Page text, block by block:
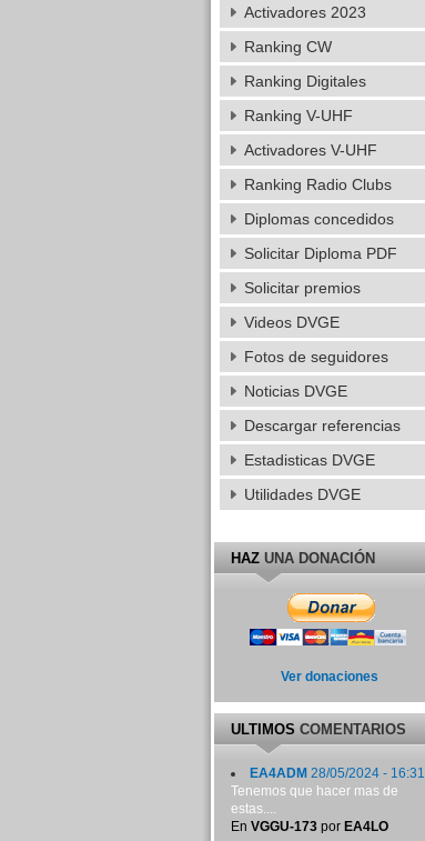
Activadores 2023
Ranking CW
Ranking Digitales
Ranking V-UHF
Activadores V-UHF
Ranking Radio Clubs
Diplomas concedidos
Solicitar Diploma PDF
Solicitar premios
Videos DVGE
Fotos de seguidores
Noticias DVGE
Descargar referencias
Estadisticas DVGE
Utilidades DVGE
HAZUNA DONACIÓN
Ver donaciones
ULTIMOSCOMENTARIOS
EA4ADM 28/05/2024 - 16:31
Tenemos que hacer mas de
estas....
En VGGU-173por EA4LO